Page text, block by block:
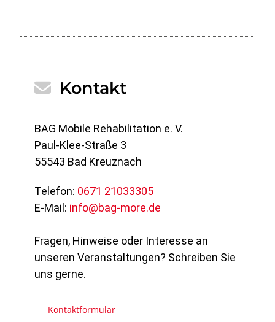
Kontakt
BAG Mobile Rehabilitation e. V.
Paul-Klee-Straße 3
55543 Bad Kreuznach
Telefon: 0671 21033305
E-Mail: info@bag-more.de
Fragen, Hinweise oder Interesse an
unseren Veranstaltungen? Schreiben Sie
uns gerne.
Kontaktformular